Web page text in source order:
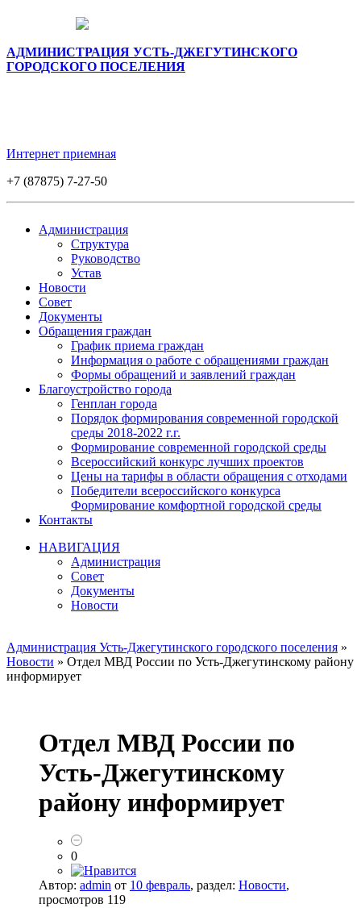
АДМИНИСТРАЦИЯ УСТЬ-ДЖЕГУТИНСКОГО
ГОРОДСКОГО ПОСЕЛЕНИЯ
Интернет приемная
+7 (87875) 7-27-50
Администрация
Структура
Руководство
Устав
Новости
Совет
Документы
Обращения граждан
График приема граждан
Информация о работе с обращениями граждан
Формы обращений и заявлений граждан
Благоустройство города
Генплан города
Порядок формирования современной городской
среды 2018-2022 г.г.
Формирование современной городской среды
Всероссийский конкурс лучших проектов
Цены на тарифы в области обращения с отходами
Победители всероссийского конкурса
Формирование комфортной городской среды
Контакты
НАВИГАЦИЯ
Администрация
Совет
Документы
Новости
Администрация Усть-Джегутинского городского поселения »
Новости » Отдел МВД России по Усть-Джегутинскому району
информирует
Отдел МВД России по
Усть-Джегутинскому
району информирует
0
Автор: admin от 10 февраль, раздел: Новости,
просмотров 119